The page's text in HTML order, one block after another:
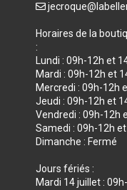
Horaires de la
:
Lundi : 09h-12h et
Mardi : 09h-12h et
Mercredi : 09h-12h
Jeudi : 09h-12h et
Vendredi : 09h-12h
Samedi : 09h-12h
Dimanche : Fermé
Jours fériés :
Mardi 14 juillet :